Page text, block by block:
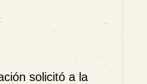
solicitó a la